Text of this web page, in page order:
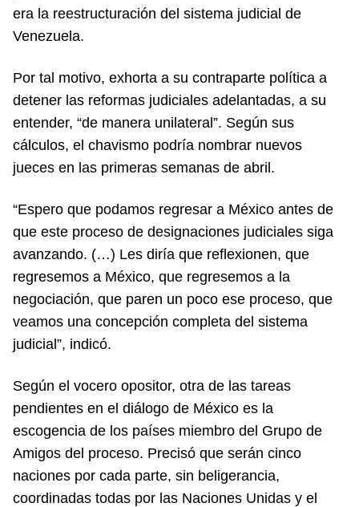
era la reestructuración del sistema judicial de
Venezuela.
Por tal motivo, exhorta a su contraparte política a
detener las reformas judiciales adelantadas, a su
entender, “de manera unilateral”. Según sus
cálculos, el chavismo podría nombrar nuevos
jueces en las primeras semanas de abril.
“Espero que podamos regresar a México antes de
que este proceso de designaciones judiciales siga
avanzando. (…) Les diría que reflexionen, que
regresemos a México, que regresemos a la
negociación, que paren un poco ese proceso, que
veamos una concepción completa del sistema
judicial”, indicó.
Según el vocero opositor, otra de las tareas
pendientes en el diálogo de México es la
escogencia de los países miembro del Grupo de
Amigos del proceso. Precisó que serán cinco
naciones por cada parte, sin beligerancia,
coordinadas todas por las Naciones Unidas y el